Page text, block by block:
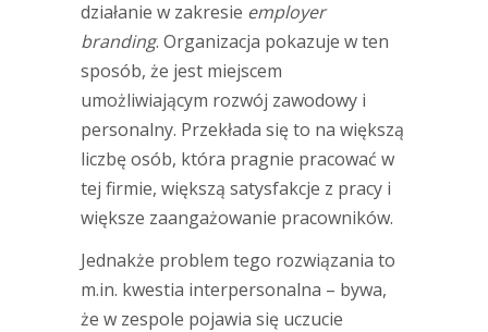
działanie w zakresie employer
branding. Organizacja pokazuje w ten
sposób, że jest miejscem
umożliwiającym rozwój zawodowy i
personalny. Przekłada się to na większą
liczbę osób, która pragnie pracować w
tej firmie, większą satysfakcje z pracy i
większe zaangażowanie pracowników.
Jednakże problem tego rozwiązania to
m.in. kwestia interpersonalna – bywa,
że w zespole pojawia się uczucie